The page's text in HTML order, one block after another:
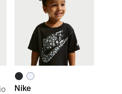
Nike